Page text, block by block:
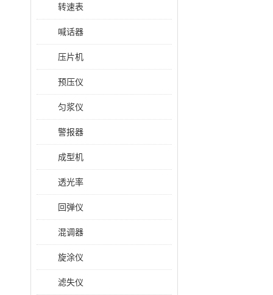
转速表
喊话器
压片机
预压仪
匀浆仪
警报器
成型机
透光率
回弹仪
混调器
旋涂仪
滤失仪